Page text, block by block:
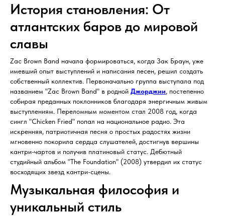
История становления: От
атлантских баров до мировой
славы
Zac Brown Band начала формироваться, когда Зак Браун, уже
имевший опыт выступлений и написания песен, решил создать
собственный коллектив. Первоначально группа выступала под
названием "Zac Brown Band" в родной Джорджии, постепенно
собирая преданных поклонников благодаря энергичным живым
выступлениям. Переломным моментом стал 2008 год, когда
сингл "Chicken Fried" попал на национальное радио. Эта
искренняя, патриотичная песня о простых радостях жизни
мгновенно покорила сердца слушателей, достигнув вершины
кантри-чартов и получив платиновый статус. Дебютный
студийный альбом "The Foundation" (2008) утвердил их статус
восходящих звезд кантри-сцены.
Музыкальная философия и
уникальный стиль